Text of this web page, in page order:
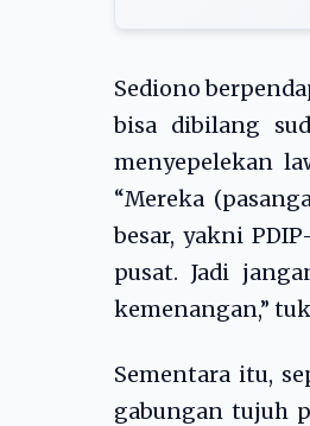
Sediono
bisa dibilang
menyepelekan
“Mereka
besar, yakni
pusat. Jadi
kemenangan,”
Sementara itu,
gabungan tujuh